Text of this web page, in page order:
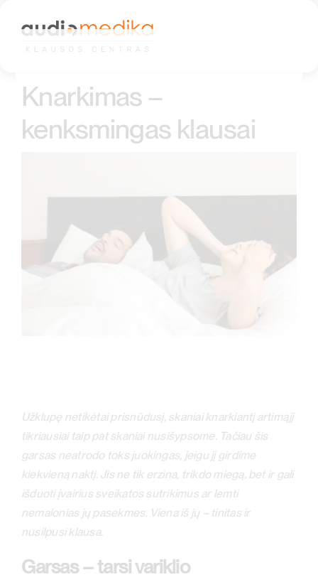
Knarkimas –
kenksmingas klausai
Užklupę netikėtai prisnūdusį, skaniai knarkiantį artimąjį
tikriausiai taip pat skaniai nusišypsome. Tačiau šis
garsas neatrodo toks juokingas, jeigu jį girdime
kiekvieną naktį. Jis ne tik erzina, trikdo miegą, bet ir gali
išduoti įvairius sveikatos sutrikimus ar lemti
nemalonias jų pasekmes. Viena iš jų – tinitas ir
nusilpusi klausa.
Garsas – tarsi variklio